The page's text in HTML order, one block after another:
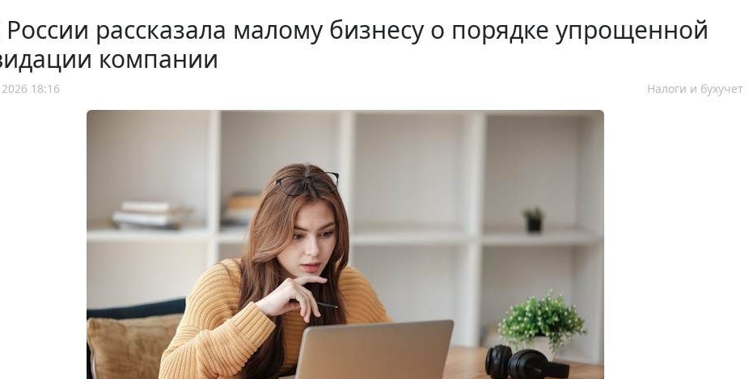
рассказала малому бизнесу о порядке упрощенной
компании
18:16 Налоги и бухучет